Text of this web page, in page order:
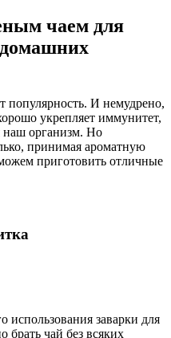
чаем для
домашних
популярность. И немудрено,
укрепляет иммунитет,
наш организм. Но
принимая ароматную
приготовить отличные
использования заварки для
чай без всяких